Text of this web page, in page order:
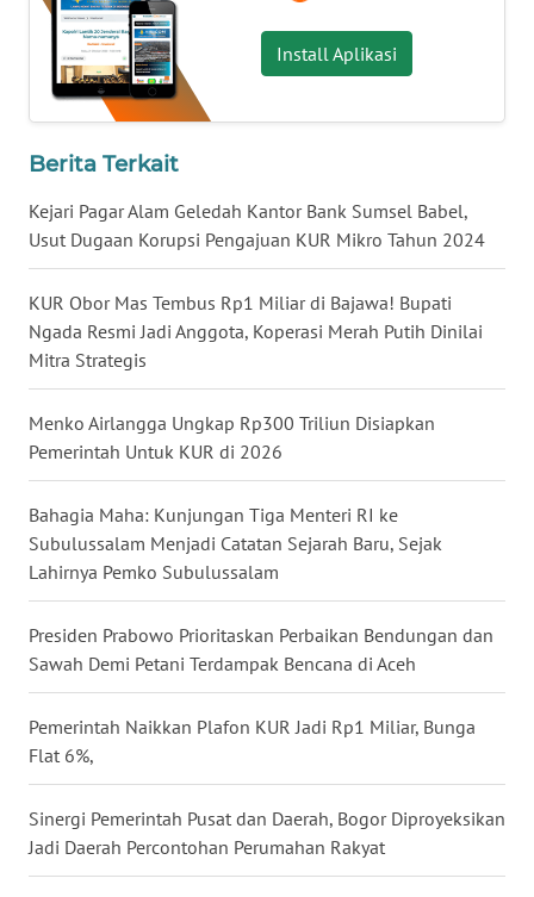
Install Aplikasi
Berita Terkait
Kejari Pagar Alam Geledah Kantor Bank Sumsel Babel,
Usut Dugaan Korupsi Pengajuan KUR Mikro Tahun 2024
KUR Obor Mas Tembus Rp1 Miliar di Bajawa! Bupati
Ngada Resmi Jadi Anggota, Koperasi Merah Putih Dinilai
Mitra Strategis
Menko Airlangga Ungkap Rp300 Triliun Disiapkan
Pemerintah Untuk KUR di 2026
Bahagia Maha: Kunjungan Tiga Menteri RI ke
Subulussalam Menjadi Catatan Sejarah Baru, Sejak
Lahirnya Pemko Subulussalam
Presiden Prabowo Prioritaskan Perbaikan Bendungan dan
Sawah Demi Petani Terdampak Bencana di Aceh
Pemerintah Naikkan Plafon KUR Jadi Rp1 Miliar, Bunga
Flat 6%,
Sinergi Pemerintah Pusat dan Daerah, Bogor Diproyeksikan
Jadi Daerah Percontohan Perumahan Rakyat
WN
JATIM
BALI
WN
WN
KALTENG
KALTARA
KALSEL
WN
WN
SULSEL
WN
GORONTALO
WN
SULUT